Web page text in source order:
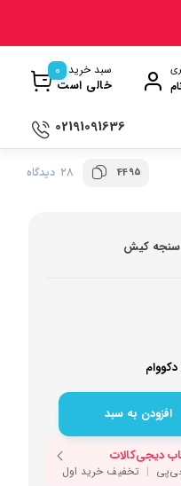
سبد خرید
خالی است
0
آشپزخانه
پخت و پز
02191091636
4495 28 دیدگاه
افزودن به سبد